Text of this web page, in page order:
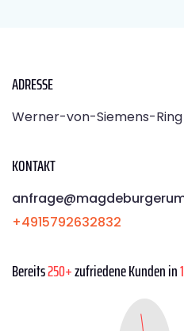
ADRESSE
Werner-von-Siemens-Ring
KONTAKT
+4915792632832
Bereits250+zufriedene Kunden in